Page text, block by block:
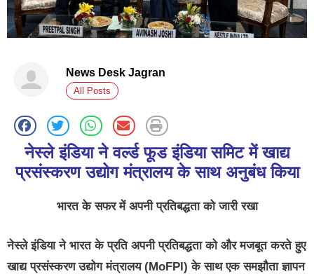
News Desk Jagran
All Posts
नेस्ले इंडिया ने वर्ल्‍ड फूड इंडिया समिट में खाद्य
प्रसंस्‍करण उद्योग मंत्रालय के साथ अनुबंध किया
भारत के सफर में अपनी प्रतिबद्धता को जारी रखा
नेस्ले इंडिया ने भारत के प्रति अपनी प्रतिबद्धता को और मजबूत करते हुए
खाद्य प्रसंस्करण उद्योग मंत्रालय (MoFPI) के साथ एक समझौता ज्ञापन